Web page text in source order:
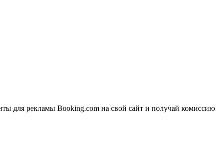
для рекламы Booking.com на свой сайт и получай комиссию